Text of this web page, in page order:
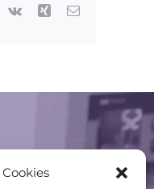
Vk Xing Correo